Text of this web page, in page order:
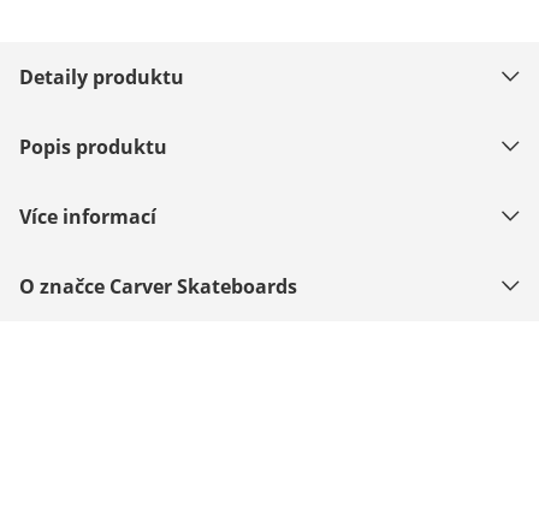
Detaily produktu
Popis produktu
Více informací
O značce Carver Skateboards